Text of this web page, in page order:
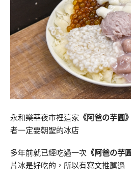
永和樂華夜市裡這家 《阿爸の芋圓》
者一定要朝聖的冰店
多年前就已經吃過一次 《阿爸の芋
片冰是好吃的，所以有寫文推薦過